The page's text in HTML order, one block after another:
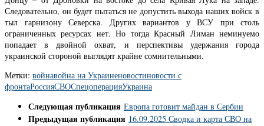
Следовательно, он будет пытаться не допустить выхода наших войск в
тыл гарнизону Северска. Других вариантов у ВСУ при столь
ограниченных ресурсах нет. Но тогда Красный Лиман неминуемо
попадает в двойной охват, и перспективы удержания города
украинской стороной выглядят крайне сомнительными.
Метки: войнавойна на Украиненовостиновости с
фронтаРоссияСВОСпецоперацияУкраина
Следующая публикация Европа готовит майдан в Сербии
Предыдущая публикация 16.09.2025 Сводка и карта СВО на